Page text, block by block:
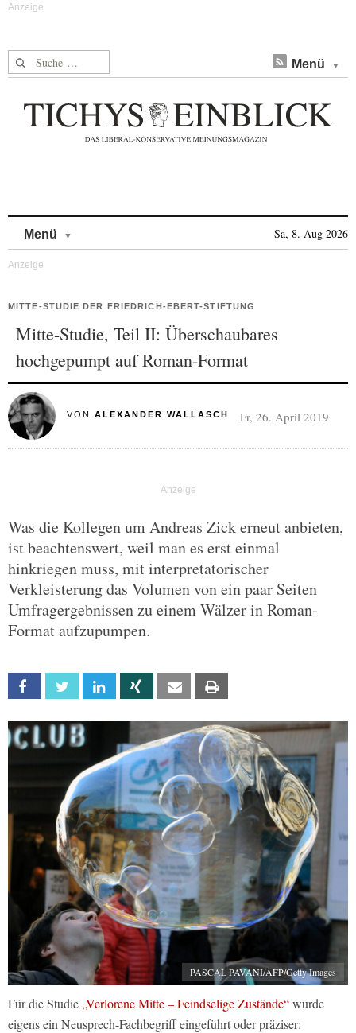
Suche nach: Menü
Menü Sa, 8. Aug 2026
MITTE-STUDIE DER FRIEDRICH-EBERT-STIFTUNG
Mitte-Studie, Teil II: Überschaubares
hochgepumpt auf Roman-Format
VON ALEXANDER WALLASCH Fr, 26. April 2019
Was die Kollegen um Andreas Zick erneut anbieten,
ist beachtenswert, weil man es erst einmal
hinkriegen muss, mit interpretatorischer
Verkleisterung das Volumen von ein paar Seiten
Umfragergebnissen zu einem Wälzer in Roman-
Format aufzupumpen.
Facebook Twitter Linkedin Xing Email
PASCAL PAVANI/AFP/Getty Images
Für die Studie „Verlorene Mitte – Feindselige Zustände“wurde
eigens ein Neusprech-Fachbegriff eingeführt oder präziser: